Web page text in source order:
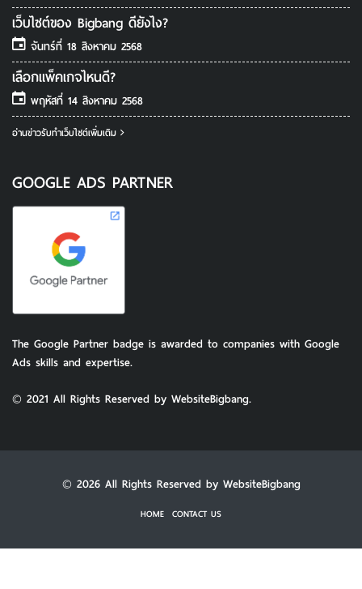
เว็บไซต์ของ Bigbang ดียังไง?
จันทร์ที่ 18 สิงหาคม 2568
เลือกแพ็คเกจไหนดี?
พฤหัสที่ 14 สิงหาคม 2568
อ่านข่าวรับทําเว็บไซต์เพิ่มเติม
GOOGLE ADS PARTNER
The Google Partner badge is awarded to companies with Google
Ads skills and expertise.
© 2021 All Rights Reserved by WebsiteBigbang.
© 2026 All Rights Reserved by WebsiteBigbang
HOME CONTACT US